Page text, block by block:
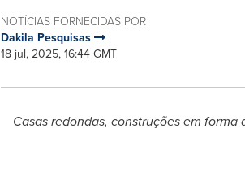
NOTÍCIAS FORNECIDAS POR
Dakila Pesquisas
18 jul, 2025, 16:44 GMT
Casasredondas, construções em